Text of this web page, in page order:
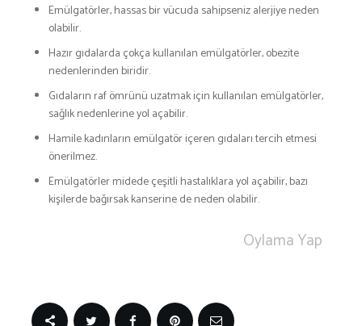
Emülgatörler, hassas bir vücuda sahipseniz alerjiye neden
olabilir.
Hazır gıdalarda çokça kullanılan emülgatörler, obezite
nedenlerinden biridir.
Gıdaların raf ömrünü uzatmak için kullanılan emülgatörler,
sağlık nedenlerine yol açabilir.
Hamile kadınların emülgatör içeren gıdaları tercih etmesi
önerilmez.
Emülgatörler midede çeşitli hastalıklara yol açabilir, bazı
kişilerde bağırsak kanserine de neden olabilir.
Oylama Yap